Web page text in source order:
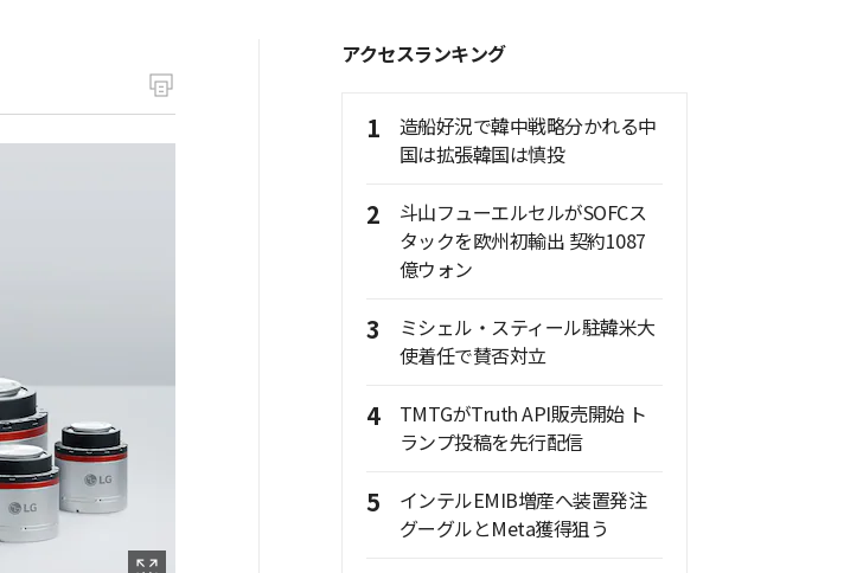
アクセスランキング
1
造船好況で韓中戦略分かれる中
国は拡張韓国は慎投
2
斗山フューエルセルがSOFCス
タックを欧州初輸出 契約1087
億ウォン
3
ミシェル・スティール駐韓米大
使着任で賛否対立
4
TMTGがTruth API販売開始 ト
ランプ投稿を先行配信
5
インテルEMIB増産へ装置発注
グーグルとMeta獲得狙う